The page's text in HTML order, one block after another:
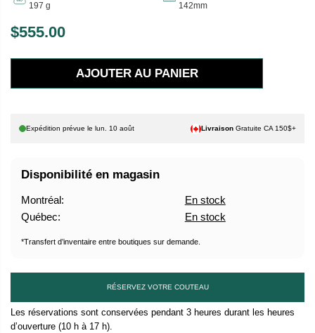
197 g
142mm
P
R
X
$555.00
AJOUTER AU PANIER
Expédition prévue le lun. 10 août Livraison Gratuite CA 150$+
Disponibilité en magasin
Montréal:
En stock
Québec:
En stock
*Transfert d’inventaire entre boutiques sur demande.
RÉSERVEZ VOTRE COUTEAU
Les réservations sont conservées pendant 3 heures durant les heures
d’ouverture (10 h à 17 h).